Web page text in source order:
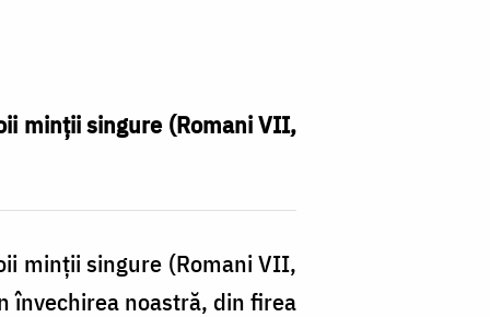
minţii singure (Romani VII,
minţii singure (Romani VII,
învechirea noastră, din firea